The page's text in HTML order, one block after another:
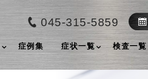
045-315-5859
症例集 症状一覧 検査一覧